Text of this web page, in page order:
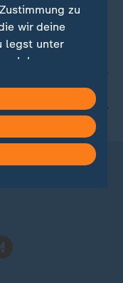
zu
wir deine
legst unter
für die Zukunft
oder ändern.